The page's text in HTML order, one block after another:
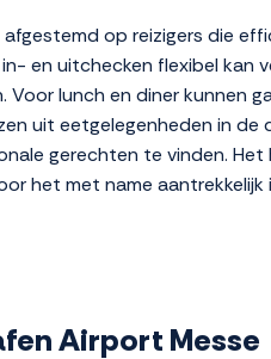
op reizigers die
en uitchecken flexibel
lunch en diner kunnen
uit eetgelegenheden in de
gerechten te vinden.
het met name aantrekkelijk
Airport Messe